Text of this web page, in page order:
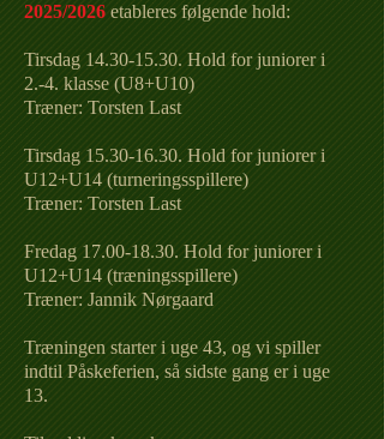
2025/2026 etableres følgende hold:
Tirsdag 14.30-15.30. Hold for juniorer i
2.-4. klasse (U8+U10)
Træner: Torsten Last
Tirsdag 15.30-16.30. Hold for juniorer i
U12+U14 (turneringsspillere)
Træner: Torsten Last
Fredag 17.00-18.30. Hold for juniorer i
U12+U14 (træningsspillere)
Træner: Jannik Nørgaard
Træningen starter i uge 43, og vi spiller
indtil Påskeferien, så sidste gang er i uge
13.